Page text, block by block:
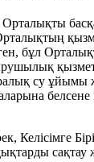
Орталықты
бұл
су ұйымы
белсене
Келісімге